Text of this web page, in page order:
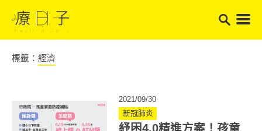
標籤： 經濟
2021/09/30
新冠肺炎
紓困4.0精進方案！孩童